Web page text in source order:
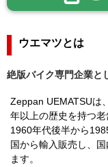
ウエマツとは
絶版バイク専門企業と
Zeppan UEMATSUは
年以上の歴史を持つ老
1960年代後半から
国から輸入販売し、
ます。